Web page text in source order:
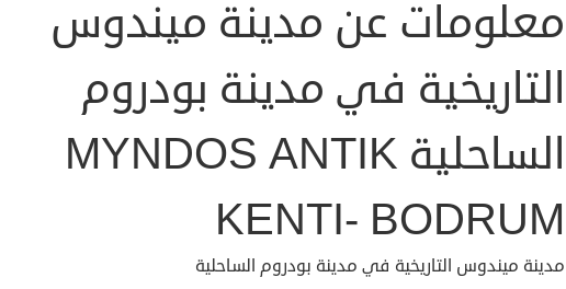
معلومات عن مدينة ميندوس
التاريخية في مدينة بودروم
الساحلية MYNDOS ANTIK
KENTI- BODRUM
مدينة ميندوس التاريخية في مدينة بودروم الساحلية